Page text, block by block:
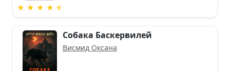
★ ★ ★ ★ ⯪
Собака Баскервилей
Висмид Оксана